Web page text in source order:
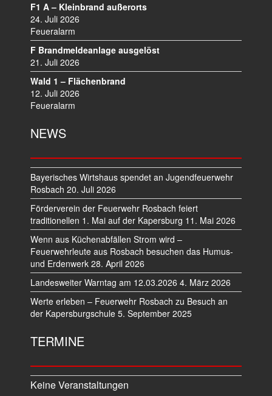
F1 A – Kleinbrand außerorts
24. Juli 2026
Feueralarm
F Brandmeldeanlage ausgelöst
21. Juli 2026
Wald 1 – Flächenbrand
12. Juli 2026
Feueralarm
NEWS
Bayerisches Wirtshaus spendet an Jugendfeuerwehr
Rosbach 20. Juli 2026
Förderverein der Feuerwehr Rosbach feiert
traditionellen 1. Mai auf der Kapersburg 11. Mai 2026
Wenn aus Küchenabfällen Strom wird –
Feuerwehrleute aus Rosbach besuchen das Humus-
und Erdenwerk 28. April 2026
Landesweiter Warntag am 12.03.2026 4. März 2026
Werte erleben – Feuerwehr Rosbach zu Besuch an
der Kapersburgschule 5. September 2025
TERMINE
Keine Veranstaltungen